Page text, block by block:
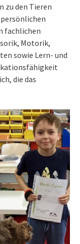
zu den Tieren
fachlichen
Motorik,
sowie Lern- und
die das